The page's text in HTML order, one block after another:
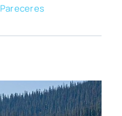
Pareceres